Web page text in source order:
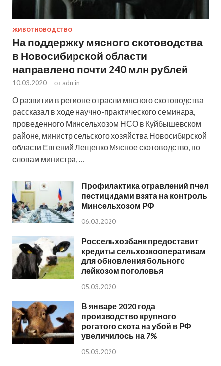
ЖИВОТНОВОДСТВО
На поддержку мясного скотоводства
в Новосибирской области
направлено почти 240 млн рублей
10.03.2020 - от admin
О развитии в регионе отрасли мясного скотоводства
рассказал в ходе научно-практического семинара,
проведенного Минсельхозом НСО в Куйбышевском
районе, министр сельского хозяйства Новосибирской
области Евгений Лещенко Мясное скотоводство, по
словам министра, …
Профилактика отравлений пчел
пестицидами взята на контроль
Минсельхозом РФ
06.03.2020
Россельхозбанк предоставит
кредиты сельхозкооперативам
для обновления больного
лейкозом поголовья
05.03.2020
В январе 2020 года
производство крупного
рогатого скота на убой в РФ
увеличилось на 7%
05.03.2020